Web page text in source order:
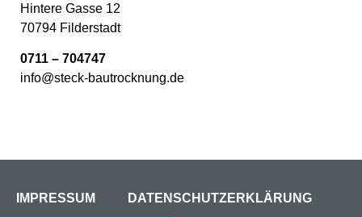
Hintere Gasse 12
70794 Filderstadt
0711 – 704747
info@steck-bautrocknung.de
IMPRESSUM DATENSCHUTZERKLÄRUNG